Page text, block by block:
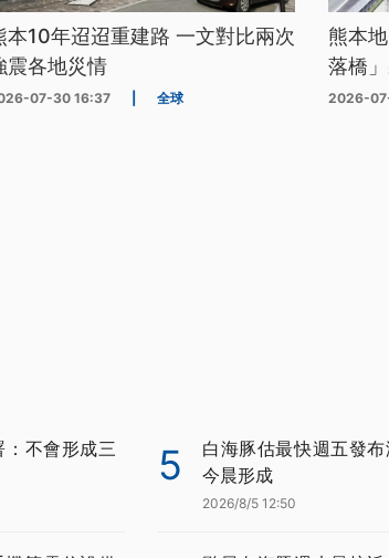
本10年迢迢重建路 一文對比兩次
震各地災情
07-30 16:37 全球
熊本
落橋
2026-
不會形成三
5
白海豚估最快週五發
今晨形成
2026/8/5 12:50